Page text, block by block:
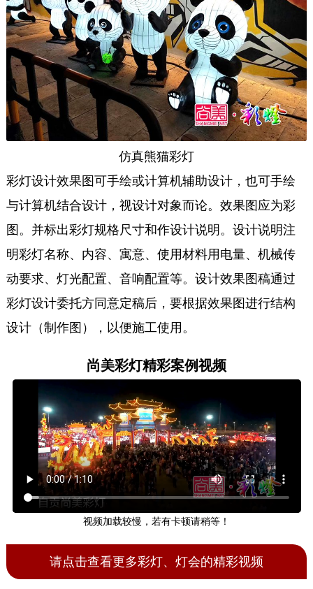
仿真熊猫彩灯
彩灯设计效果图可手绘或计算机辅助设计，也可手绘
与计算机结合设计，视设计对象而论。效果图应为彩
图。并标出彩灯规格尺寸和作设计说明。设计说明注
明彩灯名称、内容、寓意、使用材料用电量、机械传
动要求、灯光配置、音响配置等。设计效果图稿通过
彩灯设计委托方同意定稿后，要根据效果图进行结构
设计（制作图），以便施工使用。
尚美彩灯精彩案例视频
视频加载较慢，若有卡顿请稍等！
请点击查看更多彩灯、灯会的精彩视频